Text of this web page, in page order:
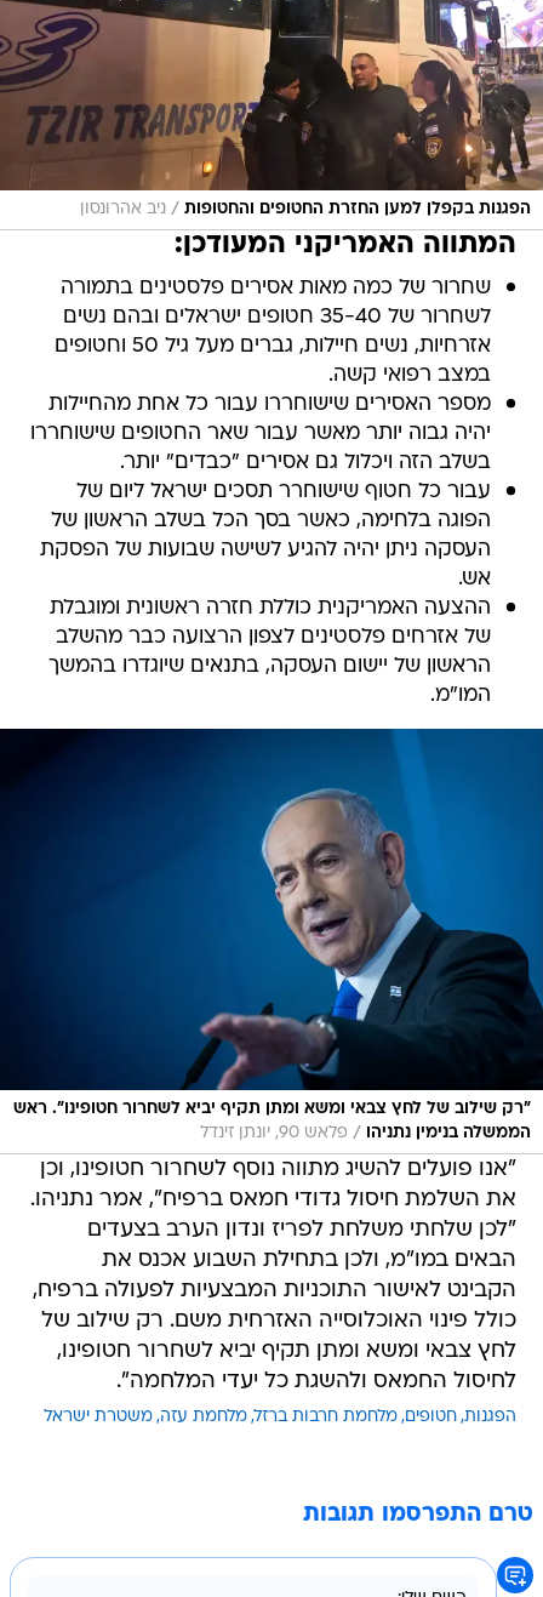
הפגנות בקפלן למען החזרת החטופים והחטופות / ניב אהרונסון
המתווה האמריקני המעודכן:
שחרור של כמה מאות אסירים פלסטינים בתמורה
לשחרור של 35-40 חטופים ישראלים ובהם נשים
אזרחיות, נשים חיילות, גברים מעל גיל 50 וחטופים
במצב רפואי קשה.
מספר האסירים שישוחררו עבור כל אחת מהחיילות
יהיה גבוה יותר מאשר עבור שאר החטופים שישוחררו
בשלב הזה ויכלול גם אסירים "כבדים" יותר.
עבור כל חטוף שישוחרר תסכים ישראל ליום של
הפוגה בלחימה, כאשר בסך הכל בשלב הראשון של
העסקה ניתן יהיה להגיע לשישה שבועות של הפסקת
אש.
ההצעה האמריקנית כוללת חזרה ראשונית ומוגבלת
של אזרחים פלסטינים לצפון הרצועה כבר מהשלב
הראשון של יישום העסקה, בתנאים שיוגדרו בהמשך
המו"מ.
"רק שילוב של לחץ צבאי ומשא ומתן תקיף יביא לשחרור חטופינו". ראש
הממשלה בנימין נתניהו
/ פלאש 90, יונתן זינדל
"אנו פועלים להשיג מתווה נוסף לשחרור חטופינו, וכן
את השלמת חיסול גדודי חמאס ברפיח", אמר נתניהו.
"לכן שלחתי משלחת לפריז ונדון הערב בצעדים
הבאים במו"מ, ולכן בתחילת השבוע אכנס את
הקבינט לאישור התוכניות המבצעיות לפעולה ברפיח,
כולל פינוי האוכלוסייה האזרחית משם. רק שילוב של
לחץ צבאי ומשא ומתן תקיף יביא לשחרור חטופינו,
לחיסול החמאס ולהשגת כל יעדי המלחמה".
הפגנות חטופים מלחמת חרבות ברזל מלחמת עזה משטרת ישראל
טרם התפרסמו תגובות